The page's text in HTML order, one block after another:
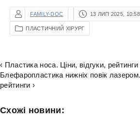
FAMILY-DOC 13 ЛИП 2025, 10:58
ПЛАСТИЧНИЙ ХІРУРГ
‹ Пластика носа. Ціни, відгуки, рейтинги
Блефаропластика нижніх повік лазером.
рейтинги ›
Схожі новини: